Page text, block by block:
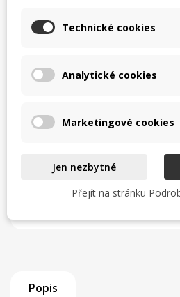
Servisní zázemí a zkušený
CHCI LEPŠÍ CENU
MÁM DOTAZ
Popis
Technické cookies
Analytické cookies
Marketingové cookies
Jen nezbytné
Přejít na stránku